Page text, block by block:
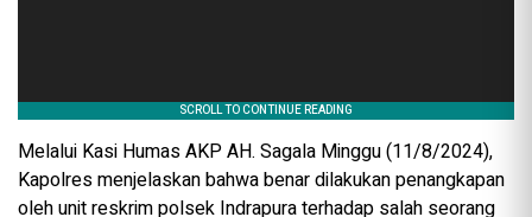
Melalui Kasi Humas AKP AH. Sagala Minggu (11/8/2024),
Kapolres menjelaskan bahwa benar dilakukan penangkapan
oleh unit reskrim polsek Indrapura terhadap salah seorang